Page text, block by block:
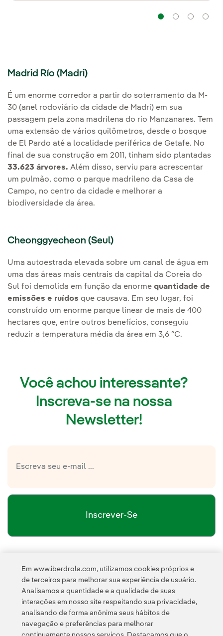
Madrid Río (Madri)
É um enorme corredor a partir do soterramento da M-
30 (anel rodoviário da cidade de Madri) em sua
passagem pela zona madrilena do rio Manzanares. Tem
uma extensão de vários quilômetros, desde o bosque
de El Pardo até a localidade periférica de Getafe. No
final de sua construção em 2011, tinham sido plantadas
33.623 árvores. Além disso, serviu para acrescentar
um pulmão, como o parque madrileno da Casa de
Campo, no centro da cidade e melhorar a
biodiversidade da área.
Cheonggyecheon (Seul)
Uma autoestrada elevada sobre um canal de água em
uma das áreas mais centrais da capital da Coreia do
Sul foi demolida em função da enorme quantidade de
emissões e ruídos que causava. Em seu lugar, foi
construído um enorme parque linear de mais de 400
hectares que, entre outros benefícios, conseguiu
reduzir a temperatura média da área em 3,6 ºC.
Você achou interessante?
Inscreva-se na nossa
Newsletter!
Inscrever-Se
Esta página é protegida pelo reCAPTCHA e pela Política de
Privacidade
Termos de Serviço do Google
Em www.iberdrola.com, utilizamos cookies próprios e
de terceiros para melhorar sua experiência de usuário.
Analisamos a quantidade e a qualidade de suas
interações em nosso site respeitando sua privacidade,
analisando de forma anônima seus hábitos de
navegação e preferências para melhorar